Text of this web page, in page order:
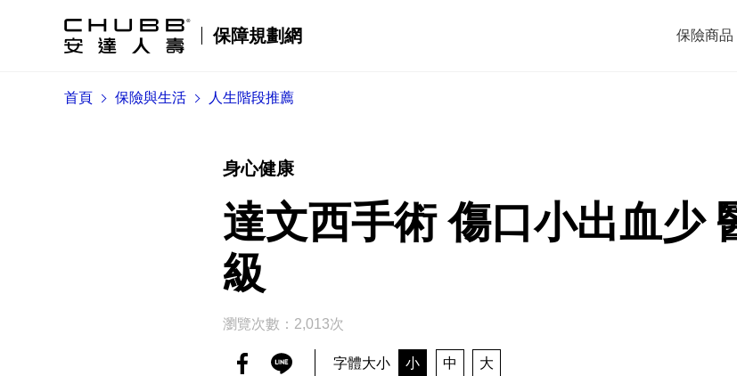
保障規劃網 保險商品
首頁 保險與生活 人生階段推薦
身心健康
達文西手術 傷口小出血少
級
瀏覽次數：2,013次
字體大小 小 中 大